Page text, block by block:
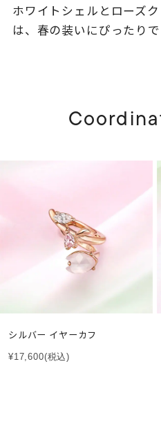
在庫あ
ホワイトシェルとローズ
は、春の装いにぴったりで
シルバー イヤーカフ
¥17,600(税込)